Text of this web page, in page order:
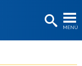
MENÚ